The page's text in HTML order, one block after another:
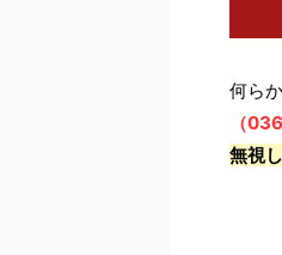
何ら
（
無視